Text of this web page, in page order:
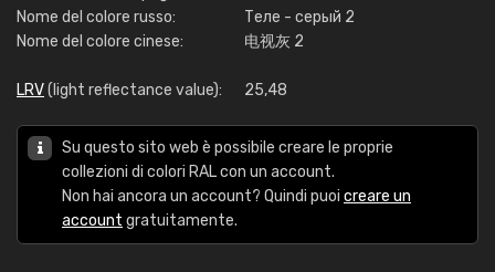
Nome del colore russo:
Теле - серый 2
Nome del colore cinese:
电视灰 2
LRV(light reflectance value): 25,48
Su questo sito web è possibile creare le proprie
collezioni di colori RAL con un account.
Non hai ancora un account? Quindi puoi creare un
account gratuitamente.